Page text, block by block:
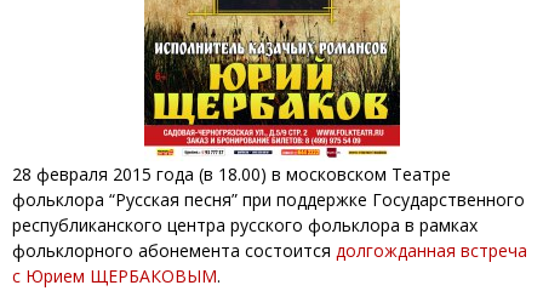
28 февраля 2015 года (в 18.00) в московском Театре
фольклора “Русская песня” при поддержке Государственного
республиканского центра русского фольклора в рамках
фольклорного абонемента состоится долгожданная встреча
с Юрием ЩЕРБАКОВЫМ.